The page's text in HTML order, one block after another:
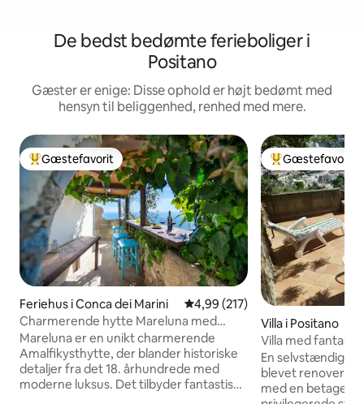
De bedst bedømte ferieboliger i
Positano
Gæster er enige: Disse ophold er højt bedømt med
hensyn til beliggenhed, renhed med mere.
Bedste gæstefavorit
Gæstefavorit
Feriehus i Conca dei Marini 4,99 ud af 5 i gennemsnitlig
4,99 (217)
Charmerende hytte Mareluna med
udsigt over Capri
Mareluna er en unikt charmerende
Amalfikysthytte, der blander historiske
detaljer fra det 18. århundrede med
moderne luksus. Det tilbyder fantastisk
Bedste
Gæstefavorit
Villa i Positano
Villa med
beliggenhed
En selvstændig
blevet renoveret,
med en